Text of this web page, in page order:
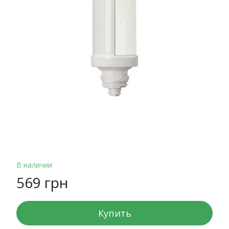
В наличии
569 грн
Купить